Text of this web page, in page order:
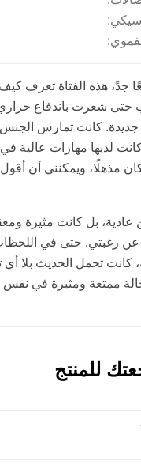
جدً، هذه الفتاة تعرف
حتى شعرت باندفاع
جديدة. كانت تمارس
لديها مهارات عالية
مذهلًا، ويمكنني أن أقول
عادية، بل كانت مثيرة
رغبتي. حتى في اللحظات
تحمل الحديث بلا أي
ممتعة ومثيرة في نفس
للمنتج